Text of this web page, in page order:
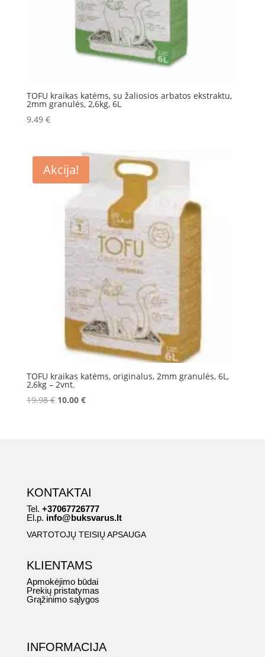
TOFU kraikas katėms, su žaliosios arbatos ekstraktu,
2mm granulės, 2,6kg, 6L
9.49 €
Akcija!
TOFU kraikas katėms, originalus, 2mm granulės, 6L,
2,6kg – 2vnt.
19.98€ Original
10.00 €Current
KONTAKTAI
Tel. +37067726777
El.p. info@buksvarus.lt
VARTOTOJŲ TEISIŲ APSAUGA
KLIENTAMS
Apmokėjimo būdai
Prekių pristatymas
Grąžinimo sąlygos
INFORMACIJA